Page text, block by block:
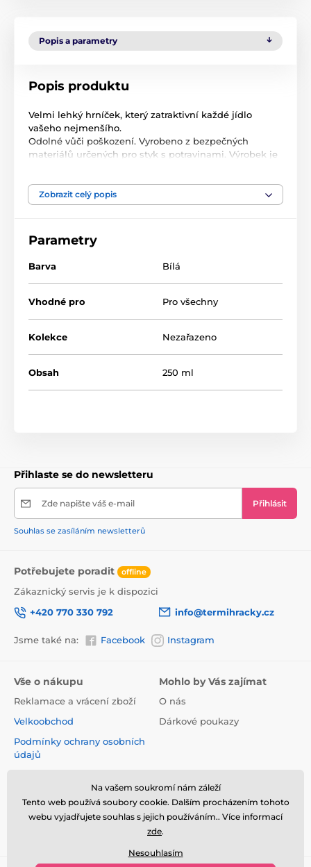
Popis a parametry
Popis produktu
Velmi lehký hrníček, který zatraktivní každé jídlo
vašeho nejmenšího.
Odolné vůči poškození. Vyrobeno z bezpečných
materiálů určených pro styk s potravinami. Výrobek je
Zobrazit celý popis
Parametry
Barva Bílá
Vhodné pro Pro všechny
Kolekce Nezařazeno
Obsah 250 ml
Přihlaste se do newsletteru
Zde napište váš e-mail Přihlásit
Souhlas se zasíláním newsletterů
Potřebujete poradit offline
Zákaznický servis je k dispozici
+420 770 330 792
info@termihracky.cz
Jsme také na: Facebook Instagram
Vše o nákupu
Reklamace a vrácení zboží
Velkoobchod
Podmínky ochrany osobních
údajů
cookies
Mohlo by Vás zajímat
O nás
Dárkové poukazy
Na vašem soukromí nám záleží
Tento web používá soubory cookie. Dalším procházením tohoto
webu vyjadřujete souhlas s jejich používáním.. Více informací
zde.
Nesouhlasím